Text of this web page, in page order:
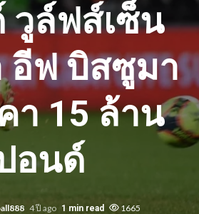
วูล์ฟส์เซ็น
ฟ บิสซูมา
า 15 ล้าน
อนด์
4 ปี ago 1 min read 1665